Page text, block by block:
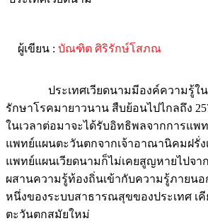
ผู้เขียน : บัณฑิต ศิริรักษ์โสภณ
ประเทศเวียดนามมีองค์ความรู้ใน
รักษาโรคมายาวนาน สืบย้อนไปไกลถึง
ในเวลาต่อมาจะได้รับอิทธิพลจากการแพ
แพทย์แผนตะวันตกจากเจ้าอาณานิคมฝรั่
แพทย์แผนเวียดนามก็ไม่เคยสูญหายไปจา
ผสานความรู้ท้องถิ่นเข้ากับความรู้ภายน
หนึ่งของระบบสาธารณสุขของประเทศ เ
ตะวันตกสมัยใหม่